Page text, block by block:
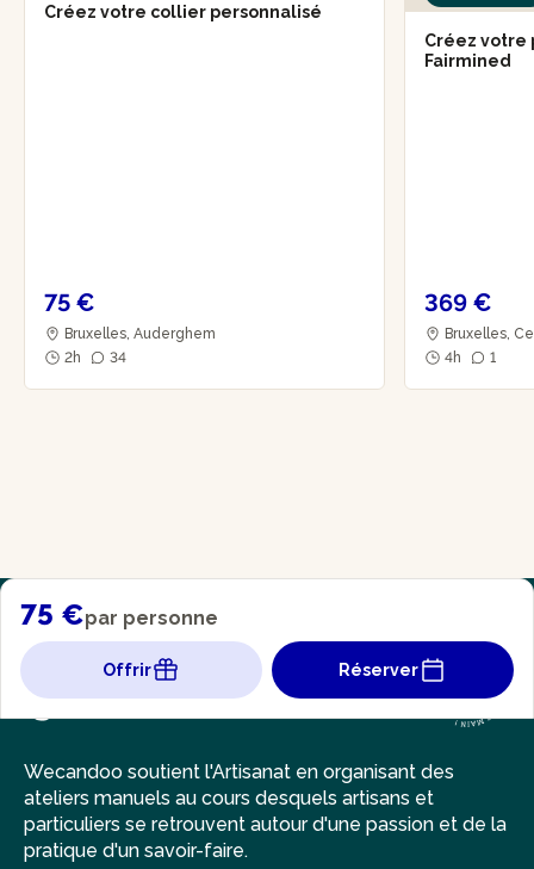
Créez votre collier personnalisé
75 €
Bruxelles, Auderghem
2h
34
Créez votre
Fairmined
369 €
Bruxelles,
4h
1
75 €par personne
Offrir Réserver
Wecandoo soutient l'Artisanat en organisant des
ateliers manuels au cours desquels artisans et
particuliers se retrouvent autour d'une passion et de la
pratique d'un savoir-faire.